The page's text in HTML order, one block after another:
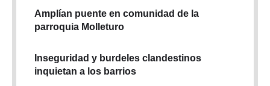
Amplían puente en comunidad de la
parroquia Molleturo
Inseguridad y burdeles clandestinos
inquietan a los barrios